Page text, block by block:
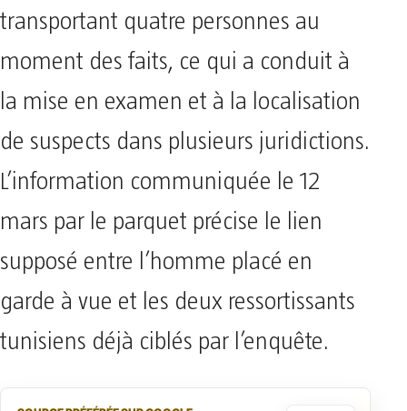
transportant quatre personnes au
moment des faits, ce qui a conduit à
la mise en examen et à la localisation
de suspects dans plusieurs juridictions.
L’information communiquée le 12
mars par le parquet précise le lien
supposé entre l’homme placé en
garde à vue et les deux ressortissants
tunisiens déjà ciblés par l’enquête.